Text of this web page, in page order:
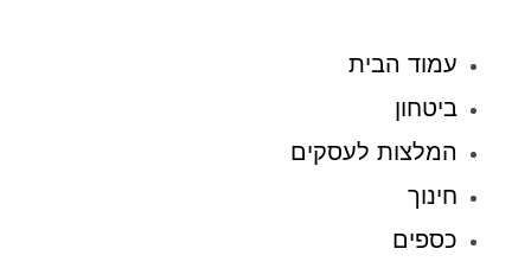
עמוד הבית
ביטחון
המלצות לעסקים
חינוך
כספים